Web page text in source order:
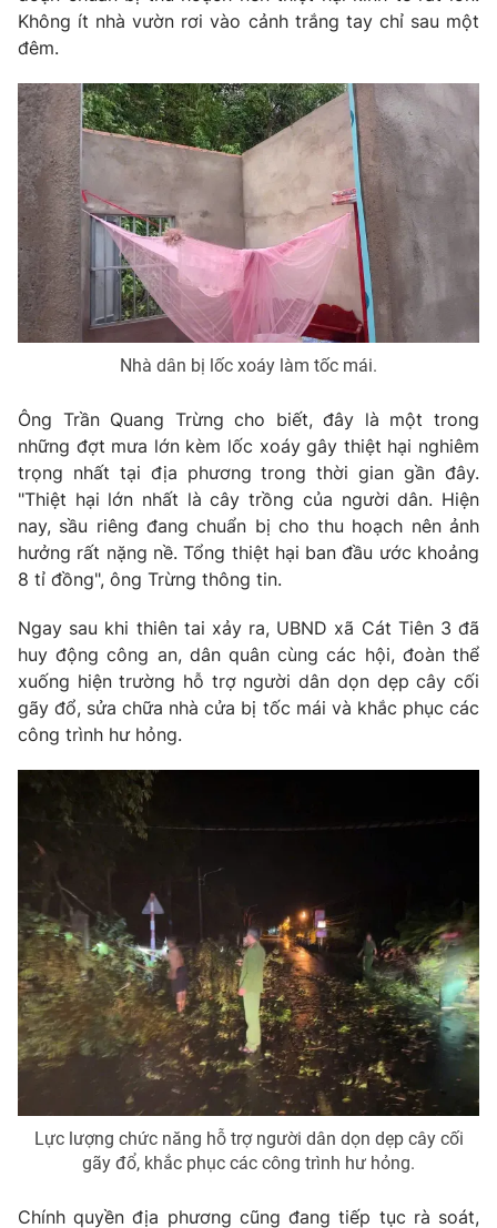
Không ít nhà vườn rơi vào cảnh trắng tay chỉ sau một
đêm.
Nhà dân bị lốc xoáy làm tốc mái.
Ông Trần Quang Trừng cho biết, đây là một trong
những đợt mưa lớn kèm lốc xoáy gây thiệt hại nghiêm
trọng nhất tại địa phương trong thời gian gần đây.
"Thiệt hại lớn nhất là cây trồng của người dân. Hiện
nay, sầu riêng đang chuẩn bị cho thu hoạch nên ảnh
hưởng rất nặng nề. Tổng thiệt hại ban đầu ước khoảng
8 tỉ đồng", ông Trừng thông tin.
Ngay sau khi thiên tai xảy ra, UBND xã Cát Tiên 3 đã
huy động công an, dân quân cùng các hội, đoàn thể
xuống hiện trường hỗ trợ người dân dọn dẹp cây cối
gãy đổ, sửa chữa nhà cửa bị tốc mái và khắc phục các
công trình hư hỏng.
Lực lượng chức năng hỗ trợ người dân dọn dẹp cây cối
gãy đổ, khắc phục các công trình hư hỏng.
Chính quyền địa phương cũng đang tiếp tục rà soát,